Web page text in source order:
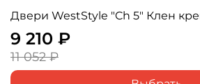
Двери WestStyle "Ch 5" Клен
9 210 ₽
11 052 ₽